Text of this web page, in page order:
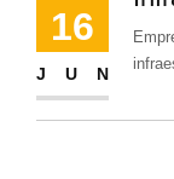
16
JUN